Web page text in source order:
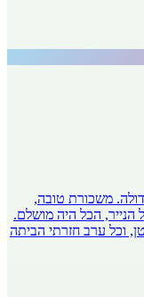
משכורת טובה,
הכל היה מושלם.
וכל ערב חזרתי הביתה